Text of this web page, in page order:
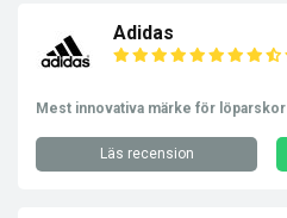
Adidas
Mest innovativa märke för löparskor
Läs recension